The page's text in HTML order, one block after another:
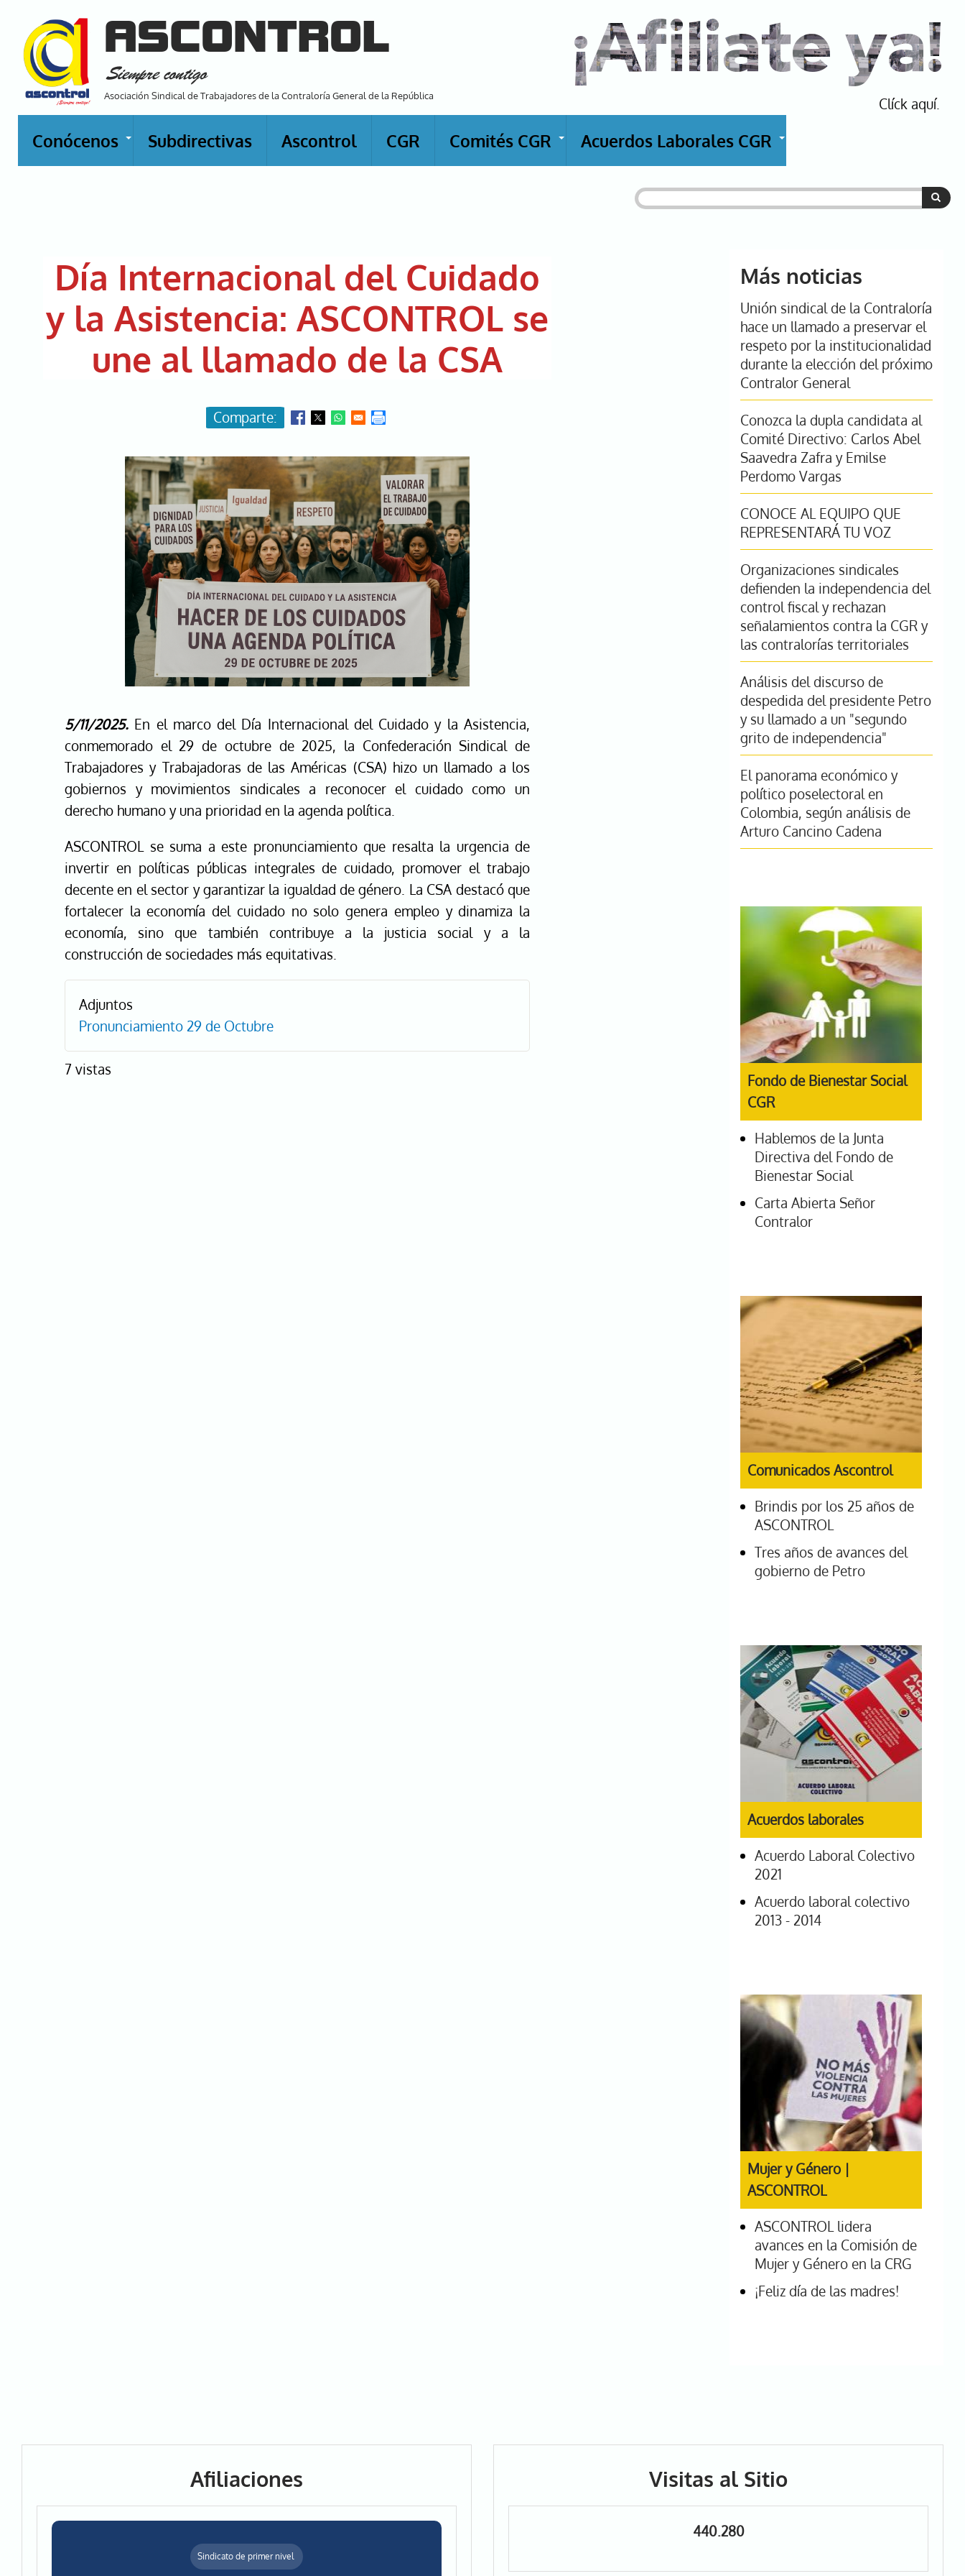
contenido
principal
ASCONTROL
Siempre contigo
Asociación Sindical de Trabajadores de la Contraloría General de la República
¡Afiliate ya!
Clíck aquí.
+
Conócenos Subdirectivas Ascontrol CGR +
Comités CGR +
Acuerdos Laborales CGR
Buscar
Día Internacional del Cuidado
y la Asistencia: ASCONTROL se
une al llamado de la CSA
5/11/2025. En el marco del Día Internacional del Cuidado y la Asistencia,
conmemorado el 29 de octubre de 2025, la Confederación Sindical de
Trabajadores y Trabajadoras de las Américas (CSA) hizo un llamado a los
gobiernos y movimientos sindicales a reconocer el cuidado como un
derecho humano y una prioridad en la agenda política.
ASCONTROL se suma a este pronunciamiento que resalta la urgencia de
invertir en políticas públicas integrales de cuidado, promover el trabajo
decente en el sector y garantizar la igualdad de género. La CSA destacó que
fortalecer la economía del cuidado no solo genera empleo y dinamiza la
economía, sino que también contribuye a la justicia social y a la
construcción de sociedades más equitativas.
Adjuntos
Pronunciamiento 29 de Octubre
7 vistas
Más noticias
Unión sindical de la Contraloría
hace un llamado a preservar el
respeto por la institucionalidad
durante la elección del próximo
Contralor General
Conozca la dupla candidata al
Comité Directivo: Carlos Abel
Saavedra Zafra y Emilse
Perdomo Vargas
CONOCE AL EQUIPO QUE
REPRESENTARÁ TU VOZ
Organizaciones sindicales
defienden la independencia del
control fiscal y rechazan
señalamientos contra la CGR y
las contralorías territoriales
Análisis del discurso de
despedida del presidente Petro
y su llamado a un "segundo
grito de independencia"
El panorama económico y
político poselectoral en
Colombia, según análisis de
Arturo Cancino Cadena
Fondo de Bienestar Social
CGR
Hablemos de la Junta
Directiva del Fondo de
Bienestar Social
Carta Abierta Señor
Contralor
Comunicados Ascontrol
Brindis por los 25 años de
ASCONTROL
Tres años de avances del
gobierno de Petro
Acuerdos laborales
Acuerdo Laboral Colectivo
2021
Acuerdo laboral colectivo
2013 - 2014
Mujer y Género |
ASCONTROL
ASCONTROL lidera
avances en la Comisión de
Mujer y Género en la CRG
¡Feliz día de las madres!
Afiliaciones
Sindicato de primer nivel
Visitas al Sitio
440.280